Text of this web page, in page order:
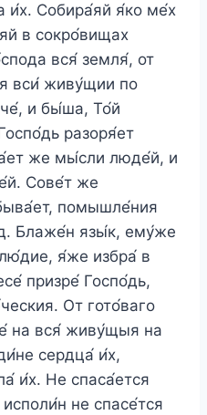
и́х. Собира́яй я́ко ме́х
в сокро́вищах
вся́ земля́, от
вси́ живу́щии по
и бы́ша, То́й
разоря́ет
же мы́сли люде́й, и
Сове́т же
помышле́ния
Блаже́н язы́к, ему́же
я́же избра́ в
призре́ Госпо́дь,
От гото́ваго
на вся́ живу́щыя на
сердца́ и́х,
и́х. Не спаса́ется
не спасе́тся